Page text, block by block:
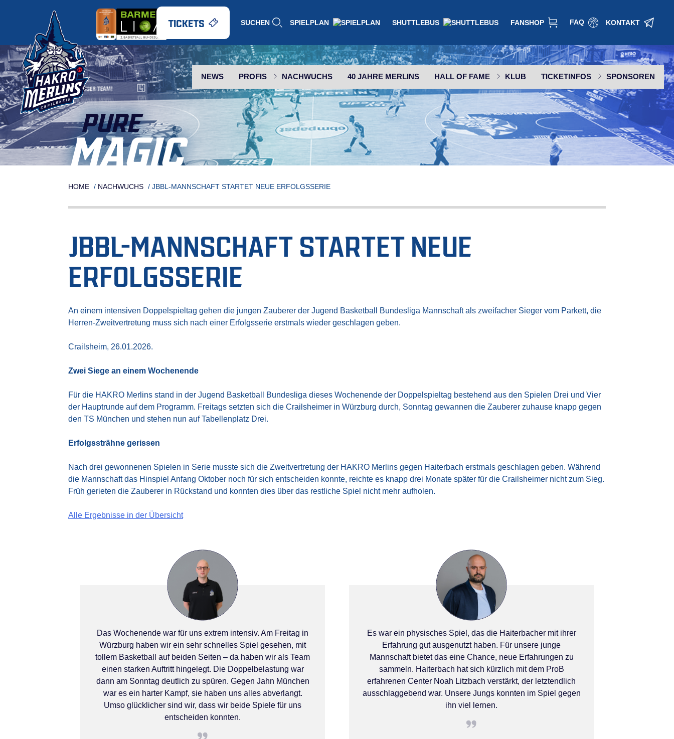
TICKETS SUCHEN SPIELPLAN SHUTTLEBUS FANSHOP FAQ KONTAKT
NEWS PROFIS NACHWUCHS 40 JAHRE MERLINS HALL OF FAME KLUB TICKETINFOS SPONSOREN
SPONSOR WERDEN
PURE
MAGIC
HOME / NACHWUCHS / JBBL-MANNSCHAFT STARTET NEUE ERFOLGSSERIE
JBBL-MANNSCHAFT STARTET NEUE
ERFOLGSSERIE
An einem intensiven Doppelspieltag gehen die jungen Zauberer der Jugend Basketball Bundesliga Mannschaft als zweifacher Sieger vom Parkett, die
Herren-Zweitvertretung muss sich nach einer Erfolgsserie erstmals wieder geschlagen geben.
Crailsheim, 26.01.2026.
Zwei Siege an einem Wochenende
Für die HAKRO Merlins stand in der Jugend Basketball Bundesliga dieses Wochenende der Doppelspieltag bestehend aus den Spielen Drei und Vier
der Hauptrunde auf dem Programm. Freitags setzten sich die Crailsheimer in Würzburg durch, Sonntag gewannen die Zauberer zuhause knapp gegen
den TS München und stehen nun auf Tabellenplatz Drei.
Erfolgssträhne gerissen
Nach drei gewonnenen Spielen in Serie musste sich die Zweitvertretung der HAKRO Merlins gegen Haiterbach erstmals geschlagen geben. Während
die Mannschaft das Hinspiel Anfang Oktober noch für sich entscheiden konnte, reichte es knapp drei Monate später für die Crailsheimer nicht zum Sieg.
Früh gerieten die Zauberer in Rückstand und konnten dies über das restliche Spiel nicht mehr aufholen.
Alle Ergebnisse in der Übersicht
Das Wochenende war für uns extrem intensiv. Am Freitag in
Würzburg haben wir ein sehr schnelles Spiel gesehen, mit
tollem Basketball auf beiden Seiten – da haben wir als Team
einen starken Auftritt hingelegt. Die Doppelbelastung war
dann am Sonntag deutlich zu spüren. Gegen Jahn München
war es ein harter Kampf, sie haben uns alles abverlangt.
Umso glücklicher sind wir, dass wir beide Spiele für uns
entscheiden konnten.
Es war ein physisches Spiel, das die Haiterbacher mit ihrer
Erfahrung gut ausgenutzt haben. Für unsere junge
Mannschaft bietet das eine Chance, neue Erfahrungen zu
sammeln. Haiterbach hat sich kürzlich mit dem ProB
erfahrenen Center Noah Litzbach verstärkt, der letztendlich
ausschlaggebend war. Unsere Jungs konnten im Spiel gegen
ihn viel lernen.